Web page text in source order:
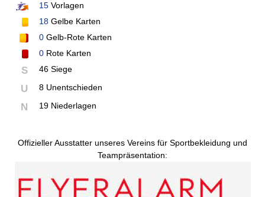
15 Vorlagen
18 Gelbe Karten
0 Gelb-Rote Karten
0 Rote Karten
S 46 Siege
U 8 Unentschieden
N 19 Niederlagen
Offizieller Ausstatter unseres Vereins für Sportbekleidung und
Teampräsentation: